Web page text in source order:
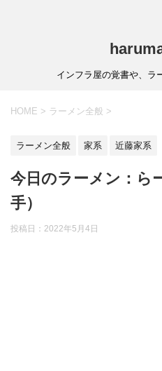
インフラ屋の覚書や、ラ
HOME > ラーメン全般 >
ラーメン全般 家系 近藤家系
今日のラーメン：
手）
投稿日：2022年5月4日